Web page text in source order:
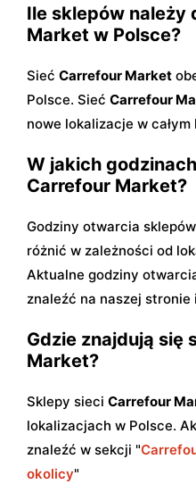
Ile sklepów należy
Market w Polsce?
Sieć Carrefour Market
Polsce. Sieć Carrefour
nowe lokalizacje w całym
W jakich
Carrefour Market?
Godziny otwarcia sklepów
różnić w zależności od
Aktualne godziny
znaleźć na naszej
Gdzie znajdują się
Market?
Sklepy sieci Carrefour
lokalizacjach w Polsce.
znaleźć w sekcji "
okolicy"